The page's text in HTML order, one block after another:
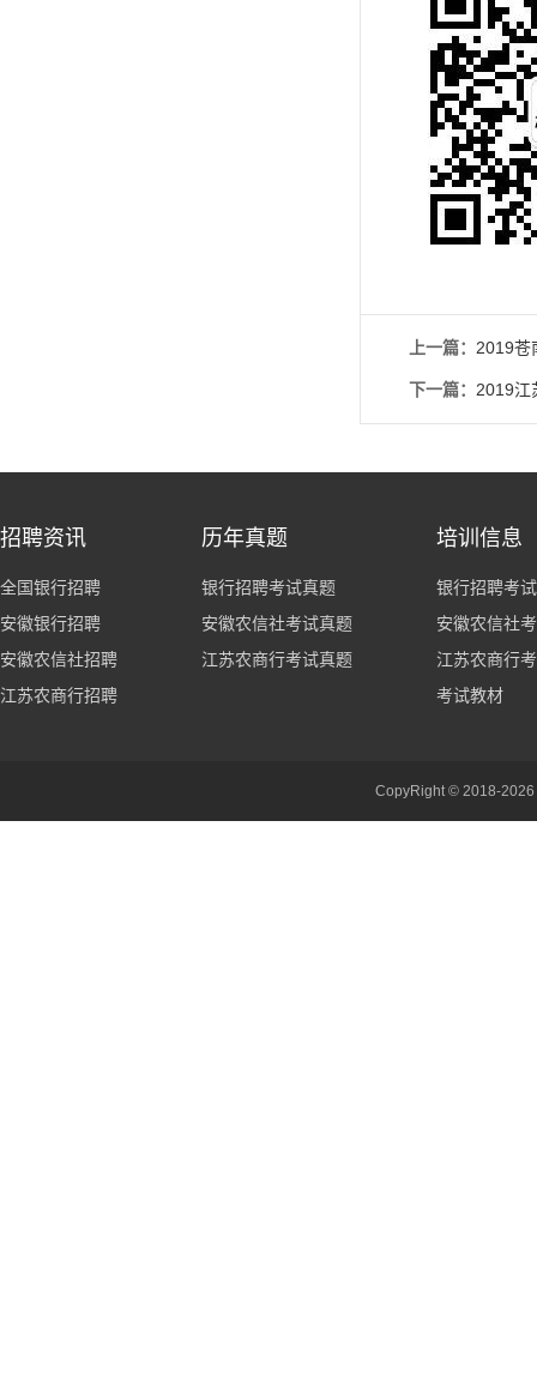
上一篇： 2019苍
下一篇： 2019江
招聘资讯
全国银行招聘
安徽银行招聘
安徽农信社招聘
江苏农商行招聘
历年真题
银行招聘考试真题
安徽农信社考试真题
江苏农商行考试真题
培训信息
银行招聘考
安徽农信社
江苏农商行
考试教材
CopyRight © 2018-